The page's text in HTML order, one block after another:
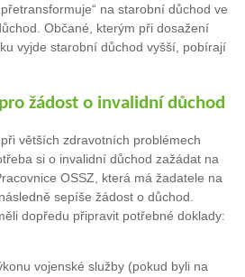
na starobní důchod ve
Občané, kterým při dosažení
vyjde starobní důchod vyšší, pobírají
žádost o invalidní důchod
větších zdravotních problémech
si o invalidní důchod zažádat na
OSSZ, která má žadatele na
sepíše žádost o důchod.
dopředu připravit potřebné doklady:
vojenské služby (pokud byli na